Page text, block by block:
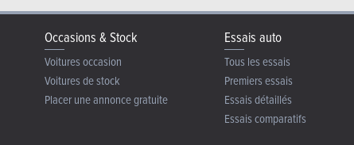
Occasions & Stock
Voitures occasion
Voitures de stock
Placer une annonce gratuite
Essais auto
Tous les essais
Premiers essais
Essais détaillés
Essais comparatifs